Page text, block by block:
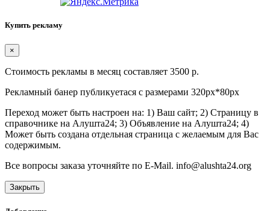
Купить рекламу
×
Стоимость рекламы в месяц составляет 3500 р.
Рекламный банер публикуетася с размерами 320px*80px
Переход может быть настроен на: 1) Ваш сайт; 2) Страницу в
справочнике на Алушта24; 3) Объявление на Алушта24; 4)
Может быть создана отдельная страница с желаемым для Вас
содержимым.
Все вопросы заказа уточняйте по E-Mail. info@alushta24.org
Закрыть